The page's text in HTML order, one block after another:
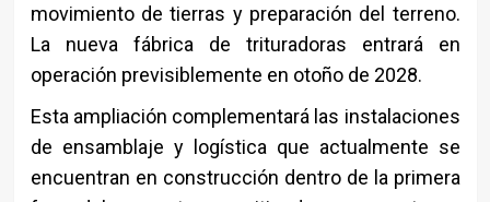
movimiento de tierras y preparación del terreno.
La nueva fábrica de trituradoras entrará en
operación previsiblemente en otoño de 2028.
Esta ampliación complementará las instalaciones
de ensamblaje y logística que actualmente se
encuentran en construcción dentro de la primera